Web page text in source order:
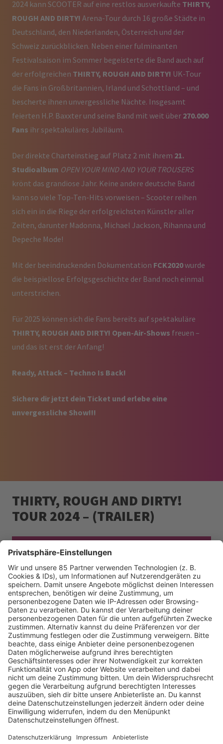
2024 kann SCOOTER auf eine restlos ausverkaufte THIRTY,
ROUGH AND DIRTY! Arena-Tour durch 16 große Städte in
Deutschland, den Niederlanden, Österreich und der
Schweiz zurückblicken. Neben einer fulminanten
Festivalsaison im Sommer begeisterte die Band auch auf
der erfolgreichen THIRTY, ROUGH AND DIRTY! UK-Tour
die Fans in Großbritannien, Irland und Schottland – und
bescherte ihnen unvergessliche Nächte. Insgesamt
feierten H.P. Baxxter und seine Band mit weit über 270.000
Fans ihr spektakuläres Jubiläum.
Der direkte Charteinstieg auf Platz 2 mit ihrem 21.
Studioalbum OPEN YOUR MIND AND YOUR TROUSERS
krönt das grandiose Jahr. Keine andere deutsche Band
kann so viele Top-Ten-Hits vorweisen – Scooter reihen
sich ein in die Riege der erfolgreichsten Künstler aller
Zeiten, darunter Madonna, Michael Jackson, Rihanna und
Depeche Mode!
Mit der beeindruckenden Dokumentation FCK2020wurde
die beispiellose Erfolgsgeschichte der Band noch einmal
unterstrichen.
Für 2025 können sich die Fans bereits auf spektakuläre
THIRTY, ROUGH AND DIRTY! Open-Air-Shows freuen –
und das ist erst der Anfang!
Ready, Attack – Techno Is Back!
Sichere dir jetzt dein Ticket und erlebe eine
unvergessliche Show!!!
THIRTY, ROUGH AND DIRTY!
TOUR 2024 – (TRAILER)
SCOOTER TRAILER
WEITERE EVENTS
SA., 31. MAI 25, VERSCHIEDENE STANDORTE
FR., 8. AUG. 25, EMSLAND ARENA, LINGEN
FR., 15. AUG. 25, ELBUFER, DRESDEN
FR., 22. AUG. 25, STRANDBAD ZUM STAUSEE,
LOSHEIM AM SEE